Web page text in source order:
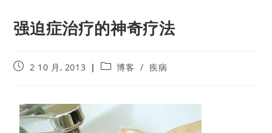
强迫症治疗的神奇疗法
2 10 月, 2013 博客 / 疾病